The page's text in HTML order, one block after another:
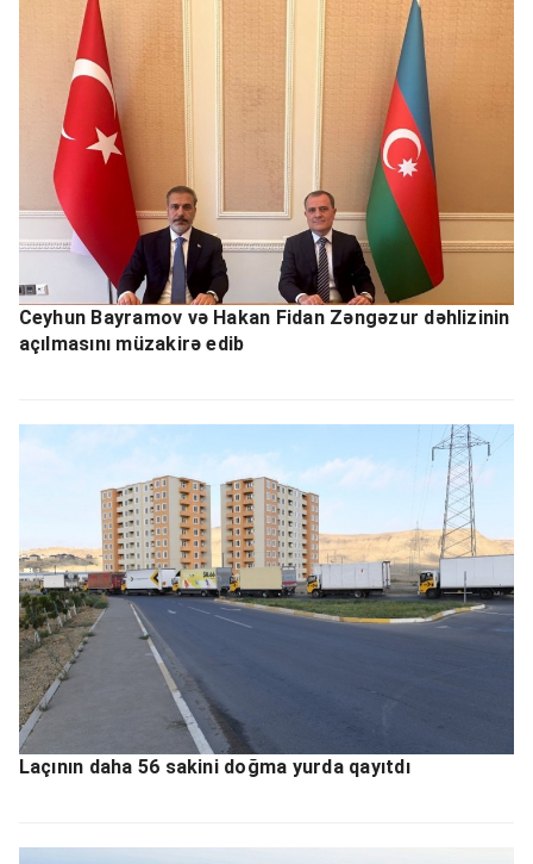
Ceyhun Bayramov və Hakan Fidan Zəngəzur dəhlizinin
açılmasını müzakirə edib
Laçının daha 56 sakini doğma yurda qayıtdı